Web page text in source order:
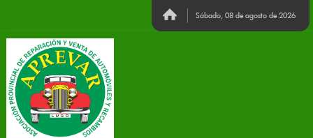
Sábado, 08 de agosto de 2026